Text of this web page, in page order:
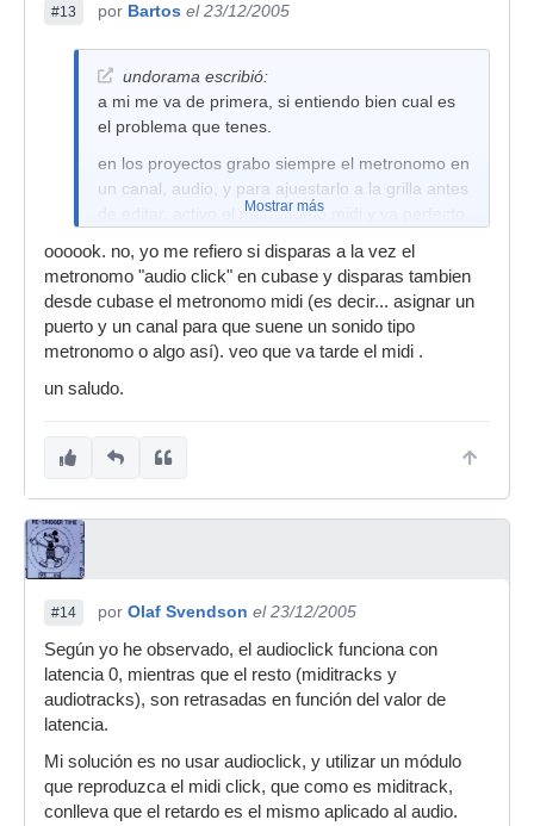
#13 por Bartos el 23/12/2005
undorama escribió:
a mi me va de primera, si entiendo bien cual es
el problema que tenes.
en los proyectos grabo siempre el metronomo en
un canal, audio, y para ajuestarlo a la grilla antes
de editar, activo el metronomo midi y va perfecto
solo tengo instalados, por tenes una sblive, los
kx.
aclaro, las pistas las traigo grabadas desde un
estudio con protools, ya que son baterias
acusticas y en casa no puedo grabarlas.
Mostrar más
oooook. no, yo me refiero si disparas a la vez el
metronomo "audio click" en cubase y disparas tambien
desde cubase el metronomo midi (es decir... asignar un
puerto y un canal para que suene un sonido tipo
metronomo o algo así). veo que va tarde el midi .
un saludo.
#14 por Olaf Svendson el 23/12/2005
Según yo he observado, el audioclick funciona con
latencia 0, mientras que el resto (miditracks y
audiotracks), son retrasadas en función del valor de
latencia.
Mi solución es no usar audioclick, y utilizar un módulo
que reproduzca el midi click, que como es miditrack,
conlleva que el retardo es el mismo aplicado al audio.